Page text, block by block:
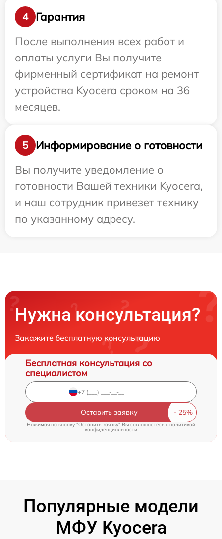
4
Гарантия
После выполнения всех работ и
оплаты услуги Вы получите
фирменный сертификат на ремонт
устройства Kyocera сроком на 36
месяцев.
5
Информирование о готовности
Вы получите уведомление о
готовности Вашей техники Kyocera,
и наш сотрудник привезет технику
по указанному адресу.
Нужна консультация?
Закажите бесплатную консультацию
Бесплатная консультация со
специалистом
Оставить заявку
Нажимая на кнопку "Оставить заявку" Вы соглашаетесь c политикой
конфиденциальности
Популярные модели
МФУ Kyocera